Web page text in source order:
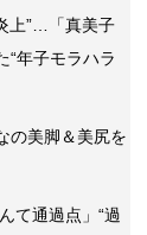
上”…「真美子
“年子モラハラ
の美脚＆美尻を
て通過点」“過